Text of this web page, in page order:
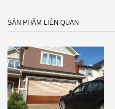
SẢN PHẨM LIÊN QUAN